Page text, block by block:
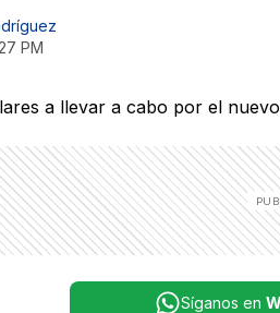
PM
Síganos en